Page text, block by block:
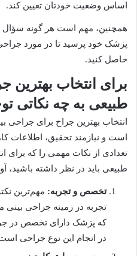
اساس وضعیت خودتان تعیین کند.
همچنین، مهم است هر گونه سؤال
پزشک خود پرسید تا در مورد
حاصل کنید.
برای انتخاب بهترین
طبیعی به چه نکاتی
انتخاب بهترین جراح برای
است و نیازمند تحقیق، اطلاعات
تعدادی از نکات مهمی را که برای
طبیعی باید در نظر داشته باشید،
تخصص و تجربه: مهم‌ترین
تجربه در زمینه جراحی
که پزشک دارای تخصص در
در انجام این نوع جراحی